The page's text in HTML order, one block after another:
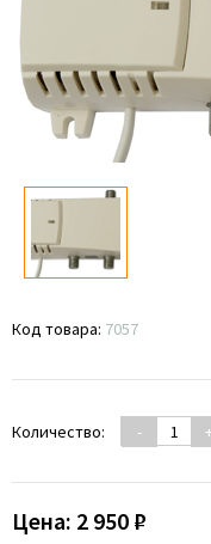
Код товара: 7057
Количество: -
Цена: 2 950 ₽